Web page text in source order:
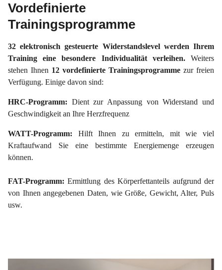
Vordefinierte
Trainingsprogramme
32 elektronisch gesteuerte Widerstandslevel werden Ihrem
Training eine besondere Individualität verleihen. Weiters
stehen Ihnen 12 vordefinierte Trainingsprogramme zur freien
Verfügung. Einige davon sind:
HRC-Programm: Dient zur Anpassung von Widerstand und
Geschwindigkeit an Ihre Herzfrequenz
WATT-Programm: Hilft Ihnen zu ermitteln, mit wie viel
Kraftaufwand Sie eine bestimmte Energiemenge erzeugen
können.
FAT-Programm:Ermittlung des Körperfettanteils aufgrund der
von Ihnen angegebenen Daten, wie Größe, Gewicht, Alter, Puls
usw.